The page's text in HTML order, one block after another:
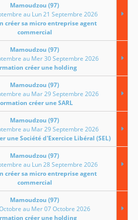
Mamoudzou (97)
au Lun 21 Septembre 2026
créer sa micro entreprise agent
commercial
Mamoudzou (97)
au Mer 30 Septembre 2026
créer une holding
Mamoudzou (97)
au Mar 29 Septembre 2026
créer une SARL
Mamoudzou (97)
au Mar 29 Septembre 2026
une Société d'Exercice Libéral (SEL)
Mamoudzou (97)
au Lun 28 Septembre 2026
créer sa micro entreprise agent
commercial
Mamoudzou (97)
au Mer 07 Octobre 2026
créer une holding